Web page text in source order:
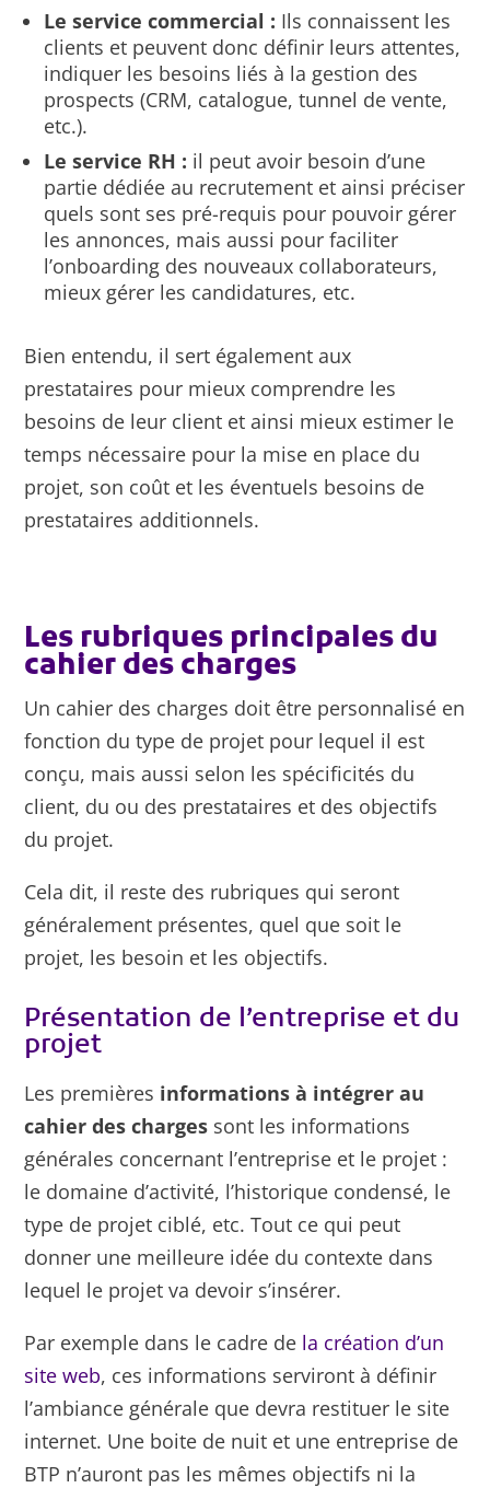
Le service commercial : Ils connaissent les
clients et peuvent donc définir leurs attentes,
indiquer les besoins liés à la gestion des
prospects (CRM, catalogue, tunnel de vente,
etc.).
Le service RH : il peut avoir besoin d’une
partie dédiée au recrutement et ainsi préciser
quels sont ses pré-requis pour pouvoir gérer
les annonces, mais aussi pour faciliter
l’onboarding des nouveaux collaborateurs,
mieux gérer les candidatures, etc.
Bien entendu, il sert également aux
prestataires pour mieux comprendre les
besoins de leur client et ainsi mieux estimer le
temps nécessaire pour la mise en place du
projet, son coût et les éventuels besoins de
prestataires additionnels.
Les rubriques principales du
cahier des charges
Un cahier des charges doit être personnalisé en
fonction du type de projet pour lequel il est
conçu, mais aussi selon les spécificités du
client, du ou des prestataires et des objectifs
du projet.
Cela dit, il reste des rubriques qui seront
généralement présentes, quel que soit le
projet, les besoin et les objectifs.
Présentation de l’entreprise et du
projet
Les premières informations à intégrer au
cahier des charges sont les informations
générales concernant l’entreprise et le projet :
le domaine d’activité, l’historique condensé, le
type de projet ciblé, etc. Tout ce qui peut
donner une meilleure idée du contexte dans
lequel le projet va devoir s’insérer.
Par exemple dans le cadre de la création d’un
site web, ces informations serviront à définir
l’ambiance générale que devra restituer le site
internet. Une boite de nuit et une entreprise de
BTP n’auront pas les mêmes objectifs ni la